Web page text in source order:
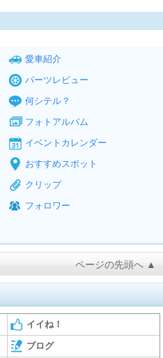
愛車紹介
パーツレビュー
何シテル？
フォトアルバム
イベントカレンダー
おすすめスポット
クリップ
フォロワー
ページの先頭へ ▲
イイね！
ブログ